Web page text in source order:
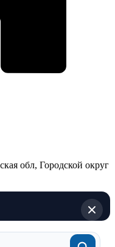
обл, Городской округ